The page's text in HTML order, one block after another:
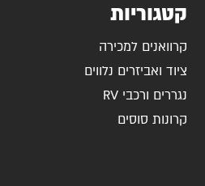
קטגוריות
קרוואנים למכירה
ציוד ואביזרים נלווים
נגררים ורכבי RV
קרונות סוסים